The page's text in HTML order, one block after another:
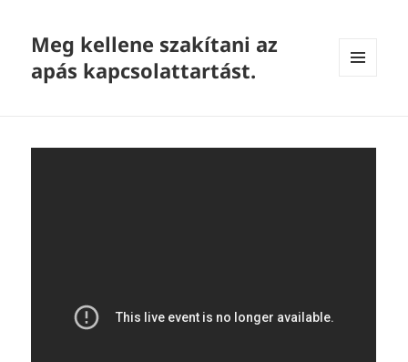
Meg kellene szakítani az
apás kapcsolattartást.